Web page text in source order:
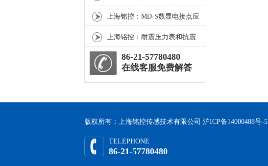
与指针电接点压力表的区别
上海铭控：MD-S数显电接点应
用于清洗机设备！
上海铭控：耐震压力表和抗震
压力表的区别？
86-21-57780480
在线客服免费解答
版权所有：上海铭控传感技术有限公司 沪ICP备14000488号-5
TELEPHONE
86-21-57780480